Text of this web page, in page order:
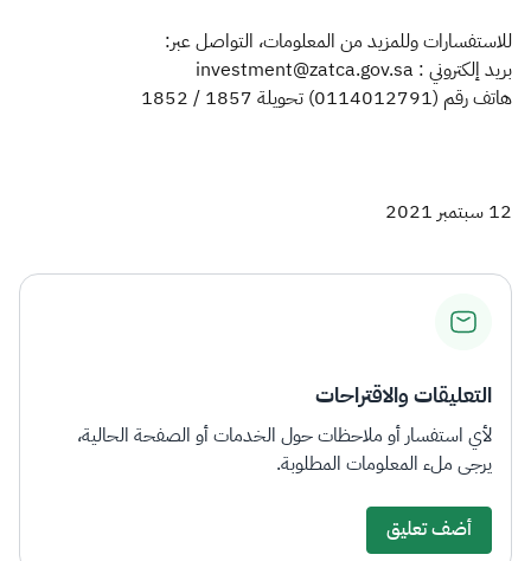
للاستفسارات وللمزيد من المعلومات، التواصل عبر:
بريد إلكتروني : investment@zatca.gov.sa
هاتف رقم (0114012791) تحويلة 1857 / 1852
12 سبتمبر 2021
التعليقات والاقتراحات
لأي استفسار أو ملاحظات حول الخدمات أو الصفحة الحالية،
يرجى ملء المعلومات المطلوبة.
أضف تعليق